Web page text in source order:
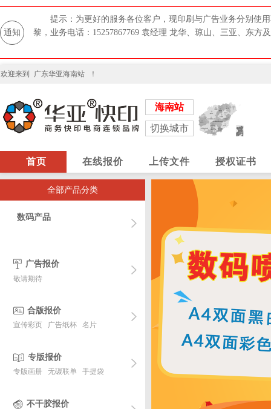
通知
提示：为更好的服务各位客户，现印刷与广告业务分别使
黎，业务电话：15257867769 袁经理 龙华、琼山、三亚、东方
欢迎来到 广东华亚海南站 ！
海南站
切换城市
首页 在线报价 上传文件 授权证书
全部产品分类
数码产品
广告报价
敬请期待
合版报价
宣传彩页 广告纸杯 名片
专版报价
专版画册 无碳联单 手提袋
不干胶报价